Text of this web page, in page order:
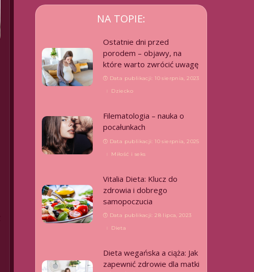
NA TOPIE:
Ostatnie dni przed
porodem – objawy, na
które warto zwrócić uwagę
Data publikacji: 10 sierpnia, 2023
Dziecko
Filematologia – nauka o
pocałunkach
Data publikacji: 10 sierpnia, 2025
Miłość i seks
Vitalia Dieta: Klucz do
zdrowia i dobrego
samopoczucia
Data publikacji: 28 lipca, 2023
Dieta
Dieta wegańska a ciąża: Jak
zapewnić zdrowie dla matki